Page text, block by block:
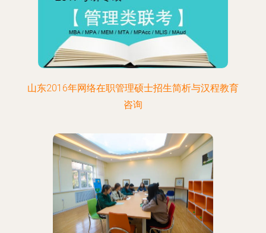
山东2016年网络在职管理硕士招生简析与汉程教育
咨询